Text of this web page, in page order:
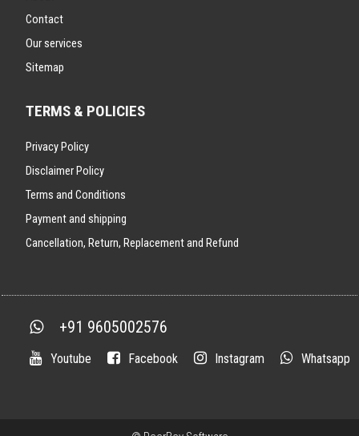
Contact
Our services
Sitemap
TERMS & POLICIES
Privacy Policy
Disclaimer Policy
Terms and Conditions
Payment and shipping
Cancellation, Return, Replacement and Refund
+91 9605002576
Youtube Facebook Instagram Whatsapp